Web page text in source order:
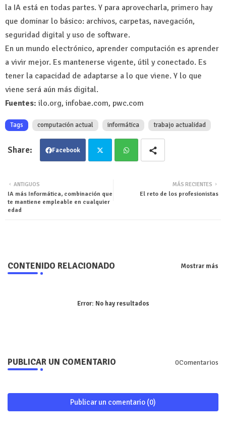
la IA está en todas partes. Y para aprovecharla, primero hay
que dominar lo básico: archivos, carpetas, navegación,
seguridad digital y uso de software.
En un mundo electrónico, aprender computación es aprender
a vivir mejor. Es mantenerse vigente, útil y conectado. Es
tener la capacidad de adaptarse a lo que viene. Y lo que
viene será aún más digital.
Fuentes: ilo.org, infobae.com, pwc.com
Tags computación actual informática trabajo actualidad
Facebook
ter
MÁS RECIENTES
El reto de los profesionistas
ANTIGUOS
IA más Informática, combinación que
te mantiene empleable en cualquier
edad
CONTENIDO RELACIONADO Mostrar más
Error: No hay resultados
PUBLICAR UN COMENTARIO 0Comentarios
Publicar un comentario (0)